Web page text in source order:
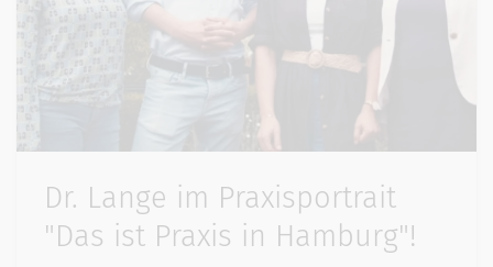
Dr. Lange im Praxisportrait
"Das ist Praxis in Hamburg"!